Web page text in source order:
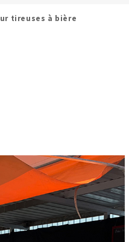
tireuses à bière